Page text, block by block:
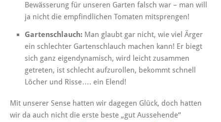
Bewässerung für unseren Garten falsch war – man will
ja nicht die empfindlichen Tomaten mitsprengen!
Gartenschlauch: Man glaubt gar nicht, wie viel Ärger
ein schlechter Gartenschlauch machen kann! Er biegt
sich ganz eigendynamisch, wird leicht zusammen
getreten, ist schlecht aufzurollen, bekommt schnell
Löcher und Risse…. ein Elend!
Mit unserer Sense hatten wir dagegen Glück, doch hatten
wir da auch nicht die erste beste „gut Aussehende“